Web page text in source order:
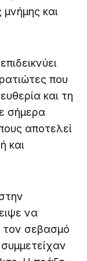
μνήμης και
που
και τη
σήμερα
αποτελεί
και
να
τον σεβασμό